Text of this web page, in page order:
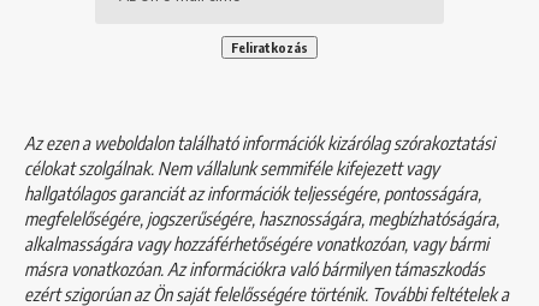
Az ezen a weboldalon található információk kizárólag szórakoztatási
célokat szolgálnak. Nem vállalunk semmiféle kifejezett vagy
hallgatólagos garanciát az információk teljességére, pontosságára,
megfelelőségére, jogszerűségére, hasznosságára, megbízhatóságára,
alkalmasságára vagy hozzáférhetőségére vonatkozóan, vagy bármi
másra vonatkozóan. Az információkra való bármilyen támaszkodás
ezért szigorúan az Ön saját felelősségére történik. További feltételek a